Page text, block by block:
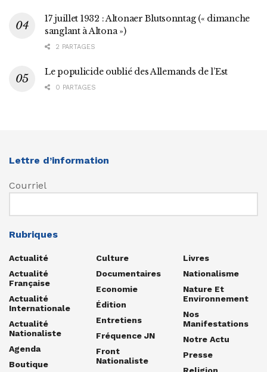
17 juillet 1932 : Altonaer Blutsonntag (« dimanche
sanglant à Altona »)
2 PARTAGES
Le populicide oublié des Allemands de l’Est
0 PARTAGES
Lettre d’information
Courriel
Rubriques
Actualité
Actualité
Française
Actualité
Internationale
Actualité
Nationaliste
Agenda
Boutique
Culture
Documentaires
Economie
Édition
Entretiens
Fréquence JN
Front
Nationaliste
Livres
Nationalisme
Nature Et
Environnement
Nos
Manifestations
Notre Actu
Presse